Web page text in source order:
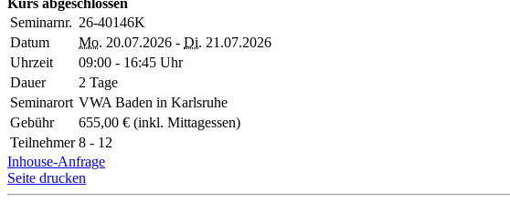
Kurs abgeschlossen
Seminarnr. 26-40146K
Datum
Mo. 20.07.2026 - Di. 21.07.2026
Uhrzeit
09:00 - 16:45 Uhr
Dauer
2 Tage
Seminarort VWA Baden in Karlsruhe
Gebühr
655,00 € (inkl. Mittagessen)
Teilnehmer 8 - 12
Inhouse-Anfrage
Seite drucken